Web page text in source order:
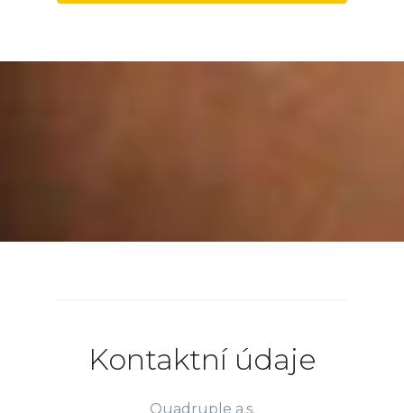
Kontaktní údaje
Quadruple a.s.